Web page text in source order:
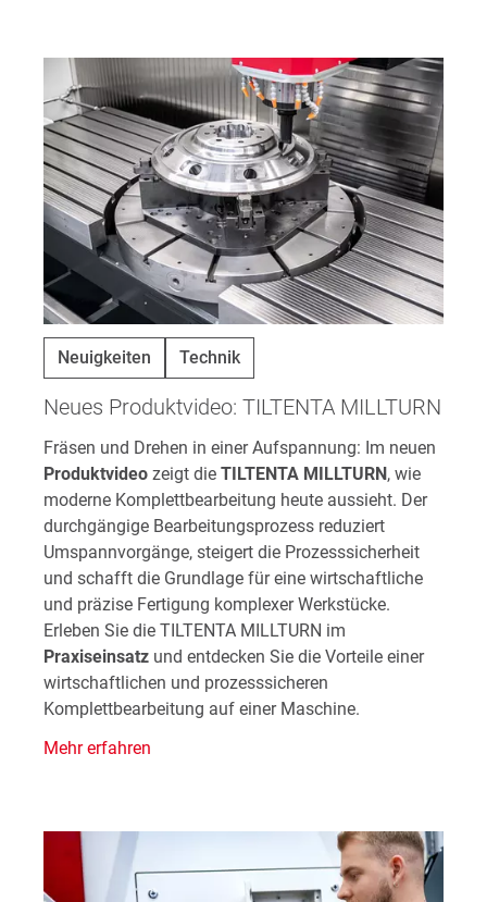
Neuigkeiten Technik
Neues Produktvideo: TILTENTA MILLTURN
Fräsen und Drehen in einer Aufspannung: Im neuen
Produktvideo zeigt die TILTENTA MILLTURN, wie
moderne Komplettbearbeitung heute aussieht. Der
durchgängige Bearbeitungsprozess reduziert
Umspannvorgänge, steigert die Prozesssicherheit
und schafft die Grundlage für eine wirtschaftliche
und präzise Fertigung komplexer Werkstücke.
Erleben Sie die TILTENTA MILLTURN im
Praxiseinsatz und entdecken Sie die Vorteile einer
wirtschaftlichen und prozesssicheren
Komplettbearbeitung auf einer Maschine.
Mehr erfahren